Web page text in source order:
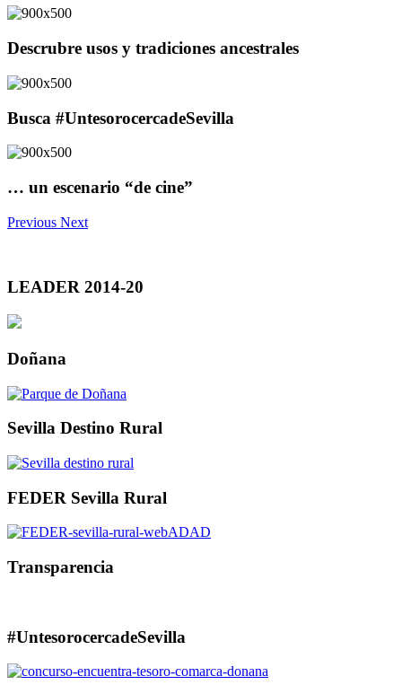
Descrubre usos y tradiciones ancestrales
Busca #UntesorocercadeSevilla
… un escenario “de cine”
Previous Next
LEADER 2014-20
Doñana
Sevilla Destino Rural
FEDER Sevilla Rural
Transparencia
#UntesorocercadeSevilla